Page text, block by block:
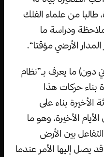
طالبا من علماء الفلك
ودراسة ما
الأرضي مؤقتا“.
دون) ما يعرف بـ”نظام
بناء حركات هذا
الأخيرة بناء على
الأخيرة، وهو ما
بين الأرض
قد يصل إليها الأمر عندما